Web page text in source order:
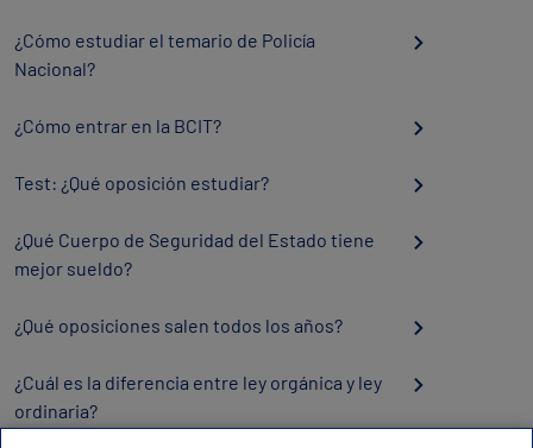
¿Cómo estudiar el temario de Policía
Nacional?
¿Cómo entrar en la BCIT?
Test: ¿Qué oposición estudiar?
¿Qué Cuerpo de Seguridad del Estado tiene
mejor sueldo?
¿Qué oposiciones salen todos los años?
¿Cuál es la diferencia entre ley orgánica y ley
ordinaria?